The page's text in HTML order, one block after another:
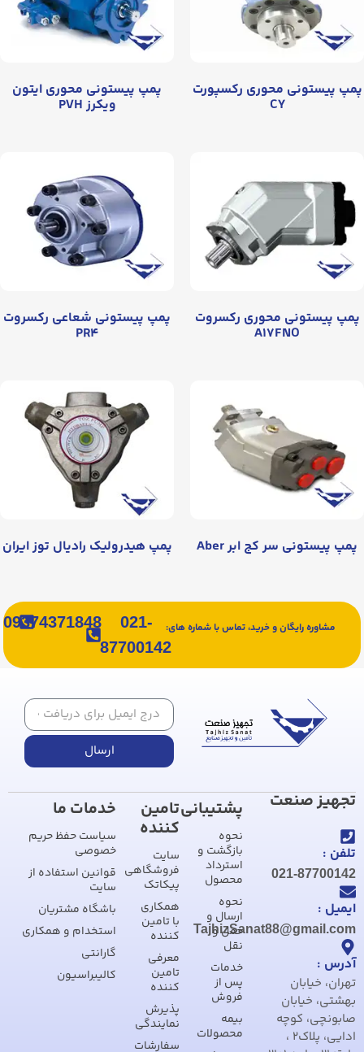
پمپ پیستونی محوری رکسپورت
CY
پمپ پیستونی محوری ایتون
ویکرز PVH
پمپ پیستونی محوری رکسروت
A۱۷FNO
پمپ پیستونی شعاعی رکسروت
PR۴
پمپ پیستونی سر کج ابر Aber پمپ هیدرولیک رادیال توز ایران
مشاوره رایگان و خرید، تماس با شماره های:
021-
87700142
09374371848
ارسال
تجهیز صنعت
تلفن :
021-87700142
ایمیل :
TajhizSanat88@gmail.com
آدرس :
تهران، خیابان
بهشتی، خیابان
صابونچی، کوچه
ادایی، پلاک2 ،
پشتیبانی
نحوه
بازگشت و
استرداد
محصول
نحوه
ارسال و
حمل و
نقل
خدمات
پس از
فروش
بیمه
محصولات
تامین
کننده
سایت
فروشگاهی
پیکاتک
همکاری
با تامین
کننده
معرفی
تامین
کننده
پذیرش
نمایندگی
سفارشات
خدمات ما
سیاست حفظ حریم
خصوصی
قوانین استفاده از
سایت
باشگاه مشتریان
استخدام و همکاری
گارانتی
کالیبراسیون